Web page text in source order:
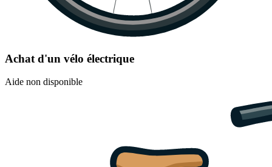
Achat d'un vélo électrique
Aide non disponible